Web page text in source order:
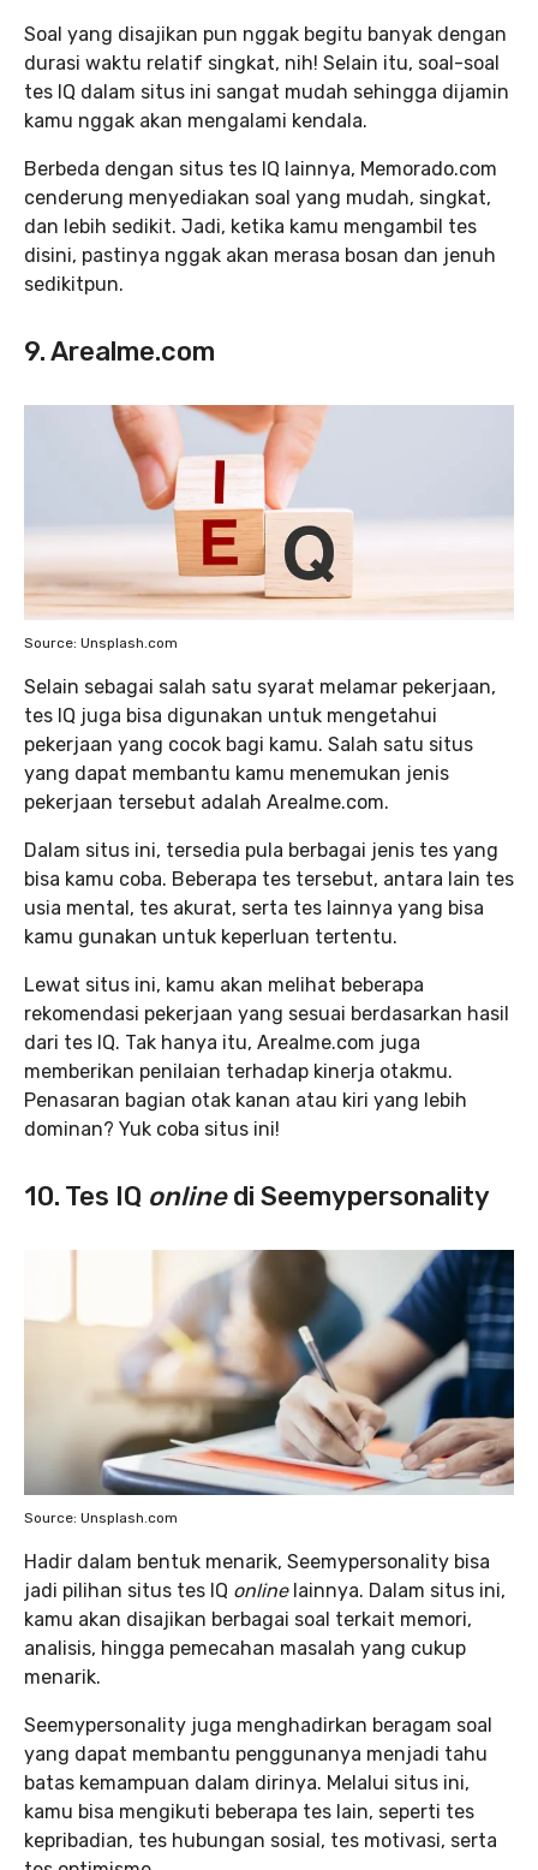
Soal yang disajikan pun nggak begitu banyak dengan
durasi waktu relatif singkat, nih! Selain itu, soal-soal
tes IQ dalam situs ini sangat mudah sehingga dijamin
kamu nggak akan mengalami kendala.
Berbeda dengan situs tes IQ lainnya, Memorado.com
cenderung menyediakan soal yang mudah, singkat,
dan lebih sedikit. Jadi, ketika kamu mengambil tes
disini, pastinya nggak akan merasa bosan dan jenuh
sedikitpun.
9. Arealme.com
Source: Unsplash.com
Selain sebagai salah satu syarat melamar pekerjaan,
tes IQ juga bisa digunakan untuk mengetahui
pekerjaan yang cocok bagi kamu. Salah satu situs
yang dapat membantu kamu menemukan jenis
pekerjaan tersebut adalah Arealme.com.
Dalam situs ini, tersedia pula berbagai jenis tes yang
bisa kamu coba. Beberapa tes tersebut, antara lain tes
usia mental, tes akurat, serta tes lainnya yang bisa
kamu gunakan untuk keperluan tertentu.
Lewat situs ini, kamu akan melihat beberapa
rekomendasi pekerjaan yang sesuai berdasarkan hasil
dari tes IQ. Tak hanya itu, Arealme.com juga
memberikan penilaian terhadap kinerja otakmu.
Penasaran bagian otak kanan atau kiri yang lebih
dominan? Yuk coba situs ini!
10. Tes IQ onlinedi Seemypersonality
Source: Unsplash.com
Hadir dalam bentuk menarik, Seemypersonality bisa
jadi pilihan situs tes IQ online lainnya. Dalam situs ini,
kamu akan disajikan berbagai soal terkait memori,
analisis, hingga pemecahan masalah yang cukup
menarik.
Seemypersonality juga menghadirkan beragam soal
yang dapat membantu penggunanya menjadi tahu
batas kemampuan dalam dirinya. Melalui situs ini,
kamu bisa mengikuti beberapa tes lain, seperti tes
kepribadian, tes hubungan sosial, tes motivasi, serta